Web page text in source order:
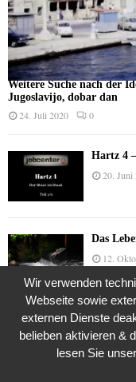
Weitere Suche nach der
Jugoslavijo, dobar dan
24. Juli 2020 0
Hartz 4
20. Juni
Das
12.
Die
9. Juli
Wir verwenden
Webseite sowie
externen Dienste
belieben aktivieren &
lesen Sie